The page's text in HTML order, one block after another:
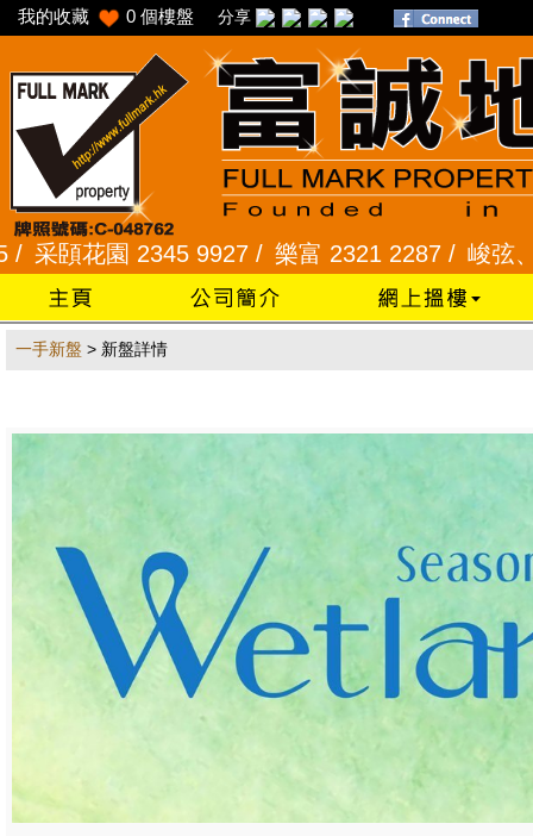
我的收藏 0 個樓盤 分享
頣花園 2345 9927 /樂富 2321 2287 /峻弦、曉
一手新盤 > 新盤詳情